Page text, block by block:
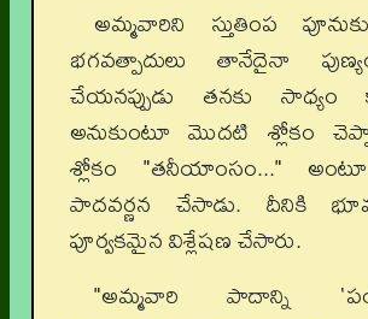
అమ్మవారిని స్తుతింప
భగవత్పాదులు తానేదైనా
చేయనప్పుడు తనకు
అనుకుంటూ మొదటి శ్లోకం
శ్లోకం "తనీయాంసం..."
పాదవర్ణన చేసాడు. దీనికి
పూర్వకమైన విశ్లేషణ చేసారు.
"అమ్మవారి పాదాన్ని